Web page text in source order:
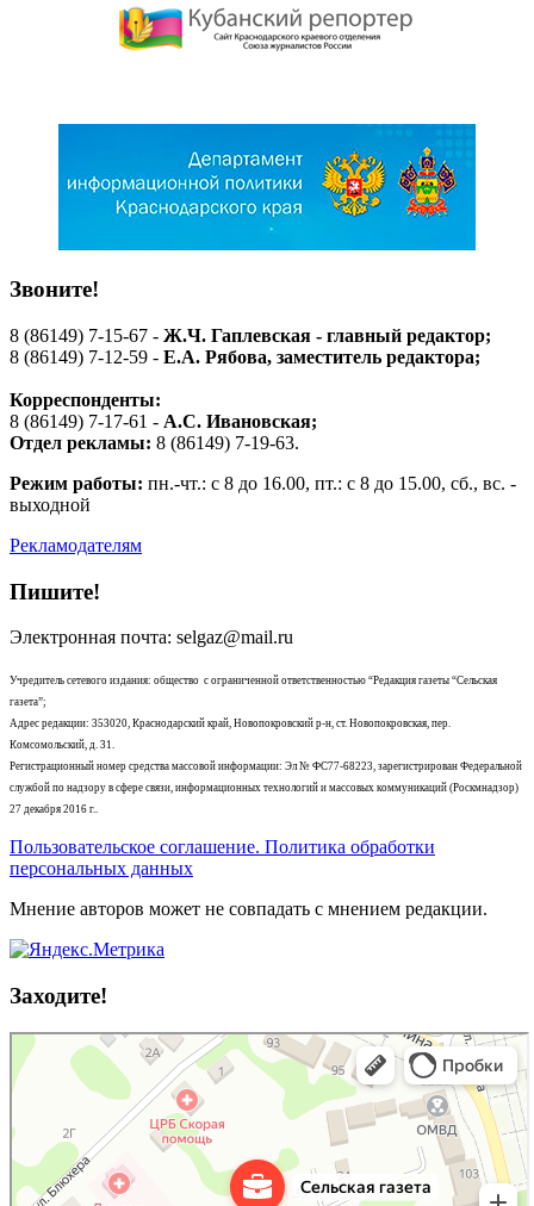
Звоните!
8 (86149) 7-15-67 - Ж.Ч. Гаплевская - главный редактор;
8 (86149) 7-12-59 - Е.А. Рябова, заместитель редактора;
Корреспонденты:
8 (86149) 7-17-61 - А.С. Ивановская;
Отдел рекламы: 8 (86149) 7-19-63.
Режим работы: пн.-чт.: с 8 до 16.00, пт.: с 8 до 15.00, сб., вс. -
выходной
Рекламодателям
Пишите!
Электронная почта: selgaz@mail.ru
Учредитель сетевого издания: общество с ограниченной ответственностью “Редакция газеты “Сельская
газета”;
Адрес редакции: 353020, Краснодарский край, Новопокровский р-н, ст. Новопокровская, пер.
Комсомольский, д. 31.
Регистрационный номер средства массовой информации: Эл № ФС77-68223, зарегистрирован Федеральной
службой по надзору в сфере связи, информационных технологий и массовых коммуникаций (Роскмнадзор)
27 декабря 2016 г..
Пользовательское соглашение. Политика обработки
персональных данных
Мнение авторов может не совпадать с мнением редакции.
Заходите!